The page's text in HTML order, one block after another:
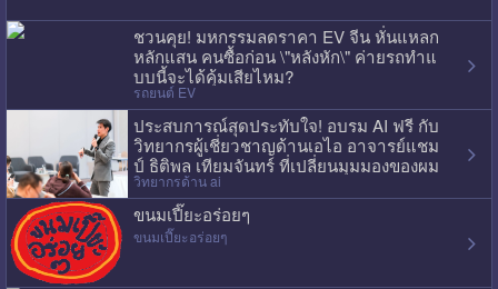
ชวนคุย! มหกรรมลดราคา EV จีน หั่นแหลก
หลักแสน คนซื้อก่อน \"หลังหัก\" ค่ายรถทำแ
บบนี้จะได้คุ้มเสียไหม?
รถยนต์ EV
ประสบการณ์สุดประทับใจ! อบรม AI ฟรี กับ
วิทยากรผู้เชี่ยวชาญด้านเอไอ อาจารย์แชม
ป์ ธิติพล เทียมจันทร์ ที่เปลี่ยนมุมมองของผม
ไปเลย
วิทยากรด้าน ai
ขนมเปี๊ยะอร่อยๆ
ขนมเปี๊ยะอร่อยๆ